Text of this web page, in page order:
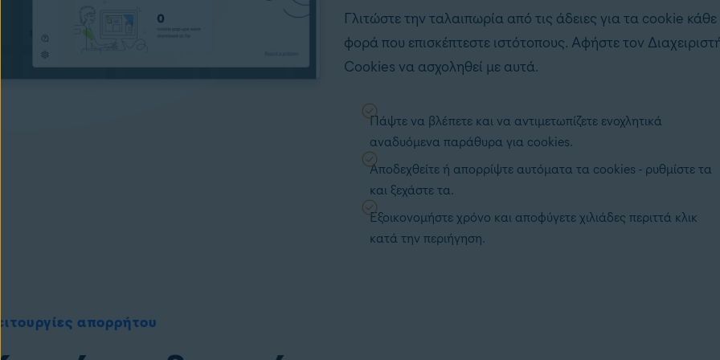
Γλιτώστε την ταλαιπωρία από τις άδειες για τα cookie κάθε
φορά που επισκέπτεστε ιστότοπους. Αφήστε τον
Cookies να ασχοληθεί με αυτά.
Πάψτε να βλέπετε και να αντιμετωπίζετε ενοχλητικά
αναδυόμενα παράθυρα για cookies.
Αποδεχθείτε ή απορρίψτε αυτόματα τα cookies - ρυθμίστε τα
και ξεχάστε τα.
Εξοικονομήστε χρόνο και αποφύγετε χιλιάδες περιττά κλικ
κατά την περιήγηση.
απορρήτου